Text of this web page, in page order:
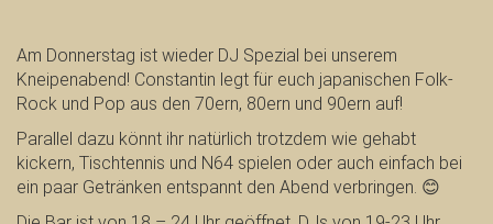
Am Donnerstag ist wieder DJ Spezial bei unserem
Kneipenabend! Constantin legt für euch japanischen Folk-
Rock und Pop aus den 70ern, 80ern und 90ern auf!
Parallel dazu könnt ihr natürlich trotzdem wie gehabt
kickern, Tischtennis und N64 spielen oder auch einfach bei
ein paar Getränken entspannt den Abend verbringen. 😊